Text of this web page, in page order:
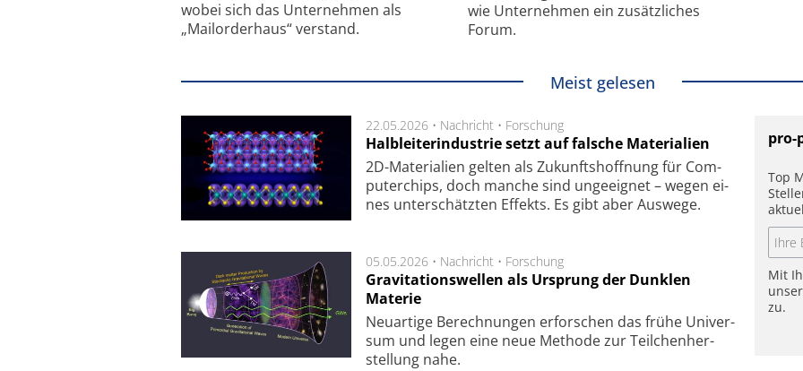
wobei sich das Unternehmen als
„Mailorderhaus“ verstand.
wie Unternehmen ein zusätzliches
Forum.
Meist gelesen
22.05.2026 • Nachricht • Forschung
Halbleiterindustrie setzt auf falsche Materialien
2D-Mate­ri­a­li­en gel­ten als Zu­kunfts­hoff­nung für Com­
pu­ter­chips, doch man­che sind un­ge­eig­net – we­gen ei­
nes un­ter­schätz­ten Ef­fekts. Es gibt aber Aus­we­ge.
05.05.2026 • Nachricht • Forschung
Gravitationswellen als Ursprung der Dunklen
Materie
Neu­artige Be­rech­nung­en er­for­schen das frü­he Uni­ver­
sum und legen eine neue Me­tho­de zur Teil­chen­her­
stel­lung nahe.
pro-
Top
Mit
zu.